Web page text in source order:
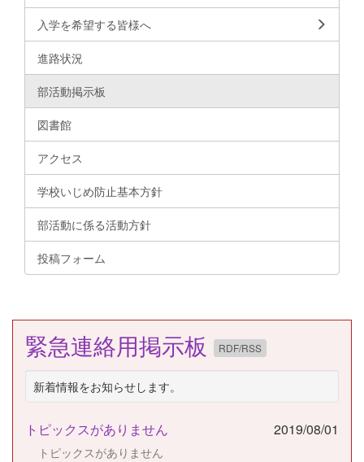
入学を希望する皆様へ
進路状況
部活動掲示板
図書館
アクセス
学校いじめ防止基本方針
部活動に係る活動方針
投稿フォーム
緊急連絡用掲示板 RDF/RSS
新着情報をお知らせします。
トピックスがありません 2019/08/01
トピックスがありません